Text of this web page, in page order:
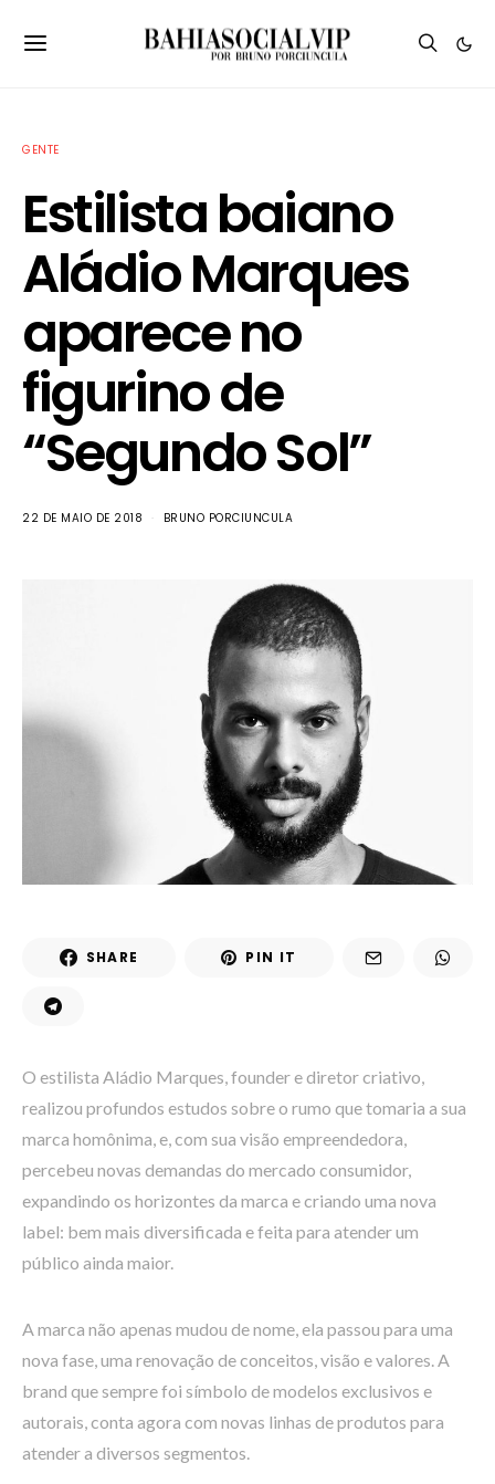
GENTE
Estilista baiano
Aládio Marques
aparece no
figurino de
“Segundo Sol”
22 DE MAIO DE 2018 BRUNO PORCIUNCULA
SHARE PIN IT
O estilista Aládio Marques, founder e diretor criativo,
realizou profundos estudos sobre o rumo que tomaria a sua
marca homônima, e, com sua visão empreendedora,
percebeu novas demandas do mercado consumidor,
expandindo os horizontes da marca e criando uma nova
label: bem mais diversificada e feita para atender um
público ainda maior.
A marca não apenas mudou de nome, ela passou para uma
nova fase, uma renovação de conceitos, visão e valores. A
brand que sempre foi símbolo de modelos exclusivos e
autorais, conta agora com novas linhas de produtos para
atender a diversos segmentos.